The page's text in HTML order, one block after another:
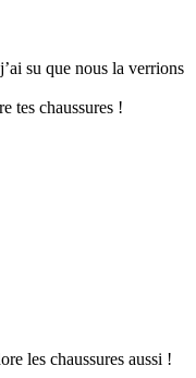
su que nous la verrions
tes chaussures !
les chaussures aussi !